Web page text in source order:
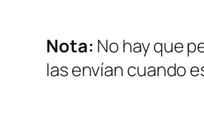
Nota: No hay que
las envían cuando